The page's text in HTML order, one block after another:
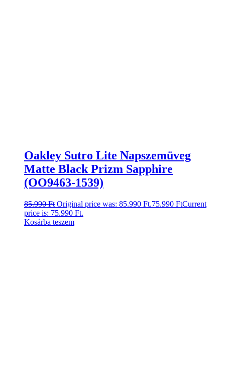
Oakley Sutro Lite Napszemüveg
Matte Black Prizm Sapphire
(OO9463-1539)
85.990Ft Original price was: 85.990 Ft.75.990 FtCurrent
price is: 75.990 Ft.
Kosárba teszem